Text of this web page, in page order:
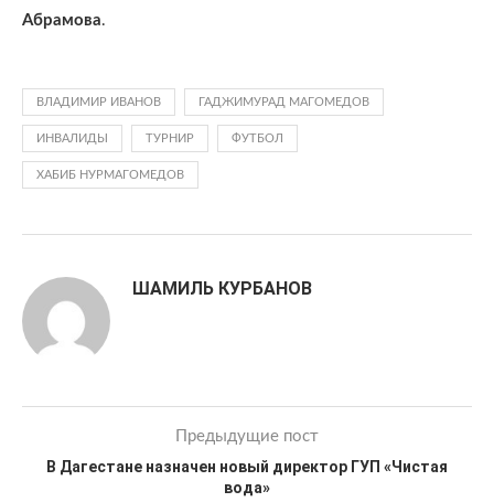
Абрамова.
ВЛАДИМИР ИВАНОВ ГАДЖИМУРАД МАГОМЕДОВ
ИНВАЛИДЫ ТУРНИР ФУТБОЛ
ХАБИБ НУРМАГОМЕДОВ
ШАМИЛЬ КУРБАНОВ
Предыдущие пост
В Дагестане назначен новый директор ГУП «Чистая
вода»